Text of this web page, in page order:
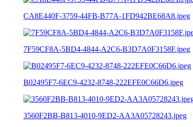
CA8E440F-3759-44FB-B77A-1FD942BE68A8.jpeg
7F59CF8A-5BD4-4844-A2C6-B3D7A0F3158F.jpeg
B02495F7-6EC9-4232-8748-222EFE0C66D6.jpeg
3560F2BB-B813-4010-9ED2-AA3A05728243.jpeg